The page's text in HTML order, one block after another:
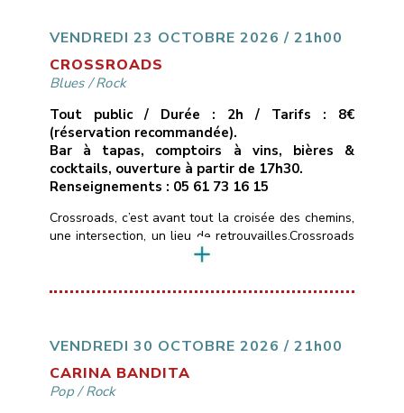
du groove !!___________________________
VENDREDI 23 OCTOBRE 2026 / 21h00
CROSSROADS
Blues/Rock
Tout public / Durée : 2h / Tarifs : 8€
(réservation recommandée).
Bar à tapas, comptoirs à vins, bières &
cocktails, ouverture à partir de 17h30.
Renseignements : 05 61 73 16 15
Crossroads, c’est avant tout la croisée des chemins,
une intersection, un lieu de retrouvailles.Crossroads
c’est aussi un hommage à la chanson de Calvin
d’une ballade blues-country en guitare-voix, à des
jonctions métissées et bruyantes.Crossroads
VENDREDI 30 OCTOBRE 2026 / 21h00
CARINA BANDITA
Pop/Rock